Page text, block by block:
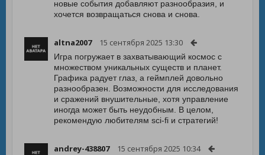
новые события добавляют разнообразия, и
хочется возвращаться снова и снова.
altna2007 15 сентября 2025 13:30
Игра погружает в захватывающий космос с
множеством уникальных существ и планет.
Графика радует глаз, а геймплей довольно
разнообразен. Возможности для исследования
и сражений внушительные, хотя управление
иногда может быть неудобным. В целом,
рекомендую любителям sci-fi и стратегий!
andrey-438807 15 сентября 2025 10:34